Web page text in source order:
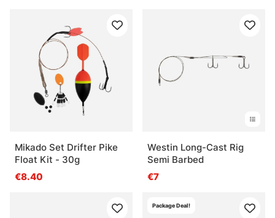
Mikado Set Drifter Pike
Float Kit - 30g
€8.40
Westin Long-Cast Rig
Semi Barbed
€7
Package Deal!